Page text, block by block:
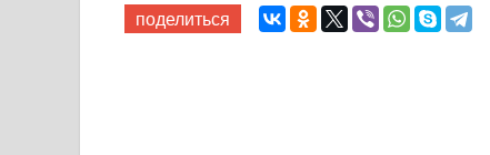
поделиться